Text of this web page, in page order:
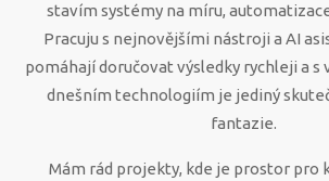
stavím systémy na míru,
Pracuju s nejnovějšími nástroji a AI
pomáhají doručovat výsledky rychleji a s
dnešním technologiím je jediný
fantazie.
Mám rád projekty, kde je prostor pro